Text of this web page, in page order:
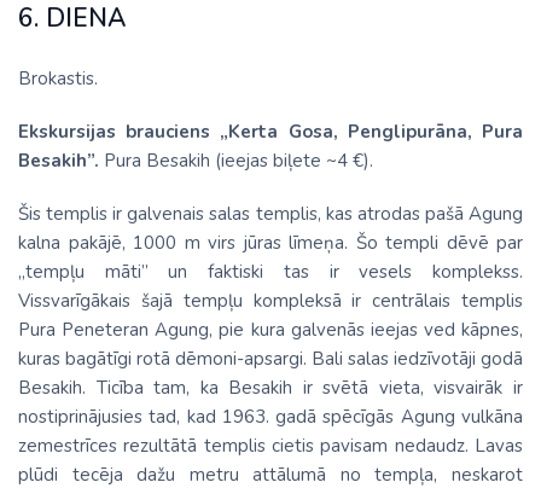
6. DIENA
Brokastis.
Ekskursijas brauciens „Kerta Gosa, Penglipurāna, Pura
Besakih”. Pura Besakih (ieejas biļete ~4 €).
Šis templis ir galvenais salas templis, kas atrodas pašā Agung
kalna pakājē, 1000 m virs jūras līmeņa. Šo templi dēvē par
„tempļu māti” un faktiski tas ir vesels komplekss.
Vissvarīgākais šajā tempļu kompleksā ir centrālais templis
Pura Peneteran Agung, pie kura galvenās ieejas ved kāpnes,
kuras bagātīgi rotā dēmoni-apsargi. Bali salas iedzīvotāji godā
Besakih. Ticība tam, ka Besakih ir svētā vieta, visvairāk ir
nostiprinājusies tad, kad 1963. gadā spēcīgās Agung vulkāna
zemestrīces rezultātā templis cietis pavisam nedaudz. Lavas
plūdi tecēja dažu metru attālumā no tempļa, neskarot